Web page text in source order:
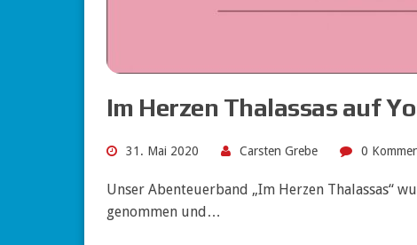
Im Herzen Thalassas auf
31. Mai 2020 Carsten Grebe 0
Unser Abenteuerband „Im Herzen Thalassas“
genommen und…